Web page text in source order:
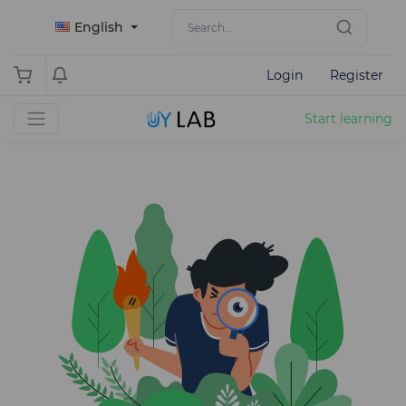
English
Login Register
Start learning